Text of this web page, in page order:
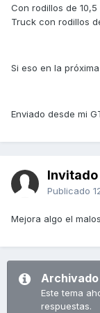
Con rodillos de
Truck con rodillos
Si eso en la
Enviado desde mi
Invitado
Publicado
Mejora algo el
Archivado
Este tema
respuestas.